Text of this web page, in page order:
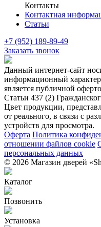
Контакты
Контактная
Статьи
+7 (952) 189-89-49
Заказать звонок
Данный интернет-сайт
информационный
является публичной
Статьи 437 (2)
Цвет продукции,
от реального, в связи с
устройств для просмотра.
Оферта Политика
отношении файлов cookie
персональных данных
© 2026 Магазин дверей
Каталог
Позвонить
Установка